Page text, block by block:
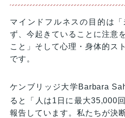
マインドフルネスの目的は
ず、今起きていることに注意
こと」そして心理・身体的ス
です。
ケンブリッジ大学Barbara
ると「人は1日に最大35,000
報告しています。私たちが決